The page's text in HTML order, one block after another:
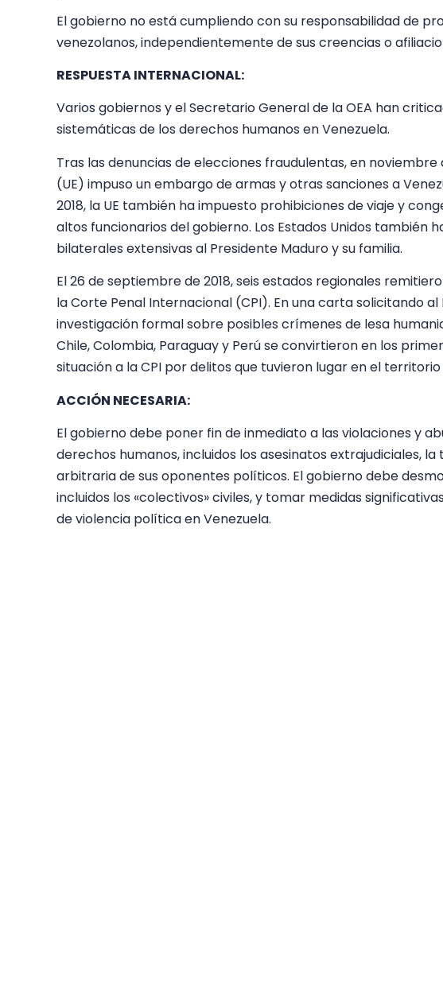
El gobierno no está cumpliendo con su responsabilidad de
venezolanos, independientemente de sus creencias o
RESPUESTA INTERNACIONAL:
Varios gobiernos y el Secretario General de la OEA han
sistemáticas de los derechos humanos en Venezuela.
Tras las denuncias de elecciones fraudulentas, en noviembre
(UE) impuso un embargo de armas y otras sanciones a
2018, la UE también ha impuesto prohibiciones de viaje y
altos funcionarios del gobierno. Los Estados Unidos también
bilaterales extensivas al Presidente Maduro y su familia.
El 26 de septiembre de 2018, seis estados regionales
la Corte Penal Internacional (CPI). En una carta solicitando
investigación formal sobre posibles crímenes de lesa
Chile, Colombia, Paraguay y Perú se convirtieron en los
situación a la CPI por delitos que tuvieron lugar en el
ACCIÓN NECESARIA:
El gobierno debe poner fin de inmediato a las violaciones y
derechos humanos, incluidos los asesinatos extrajudiciales,
arbitraria de sus oponentes políticos. El gobierno debe
incluidos los «colectivos» civiles, y tomar medidas
de violencia política en Venezuela.